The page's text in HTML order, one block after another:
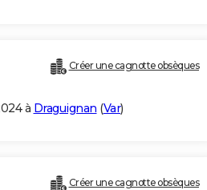
Créer une cagnotte obsèques
à Draguignan (Var)
Créer une cagnotte obsèques